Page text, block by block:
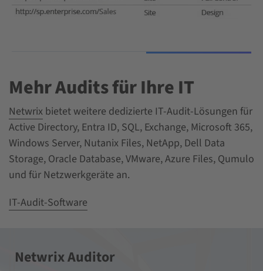
Mehr Audits für Ihre IT
Netwrix bietet weitere dedizierte IT-Audit-Lösungen für
Active Directory, Entra ID, SQL, Exchange, Microsoft 365,
Windows Server, Nutanix Files, NetApp, Dell Data
Storage, Oracle Database, VMware, Azure Files, Qumulo
und für Netzwerkgeräte an.
IT-Audit-Software
Netwrix Auditor